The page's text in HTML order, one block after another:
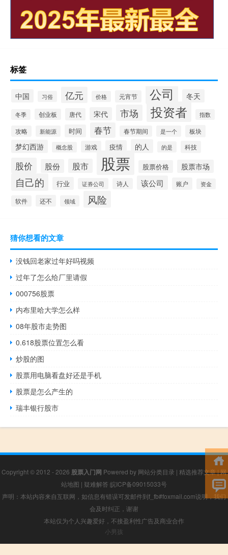
标签
中国 习俗 亿元 价格 元宵节 公司 冬天
冬季 创业板 唐代 宋代 市场 投资者 指数
攻略 新能源 时间 春节 春节期间 是一个 板块
梦幻西游 概念股 游戏 疫情 的人 的是 科技
股价 股份 股市 股票 股票价格 股票市场
自己的 行业 证券公司 诗人 该公司 账户 资金
软件 还不 领域 风险
猜你想看的文章
没钱回老家过年好吗视频
过年了怎么给厂里请假
000756股票
内布里哈大学怎么样
08年股市走势图
0.618股票位置怎么看
炒股的图
股票用电脑看盘好还是手机
股票是怎么产生的
瑞丰银行股市
Copyright © 2012 - 2026 股票入门网 Powered by 网站分类目录 | 精选推荐文章|网
站地图 | 疑难解答 皖ICP备09015033号
声明：本站内容来自互联网，如信息有错误可发邮件到f_fb#foxmail.com说明，我们
会及时纠正，谢谢
本站仅为个人兴趣爱好，不接盈利性广告及商业合作
小男孩